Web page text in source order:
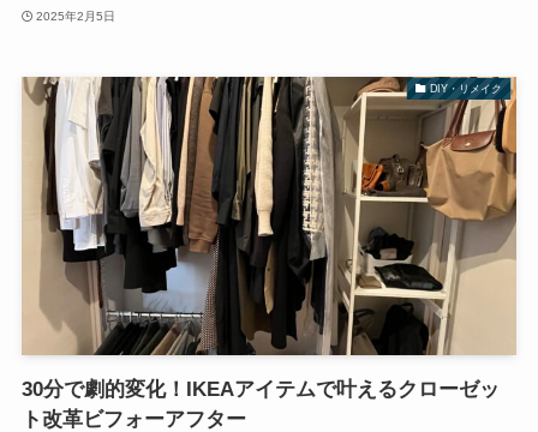
2025年2月5日
DIY・リメイク
30分で劇的変化！IKEAアイテムで叶えるクローゼッ
ト改革ビフォーアフター